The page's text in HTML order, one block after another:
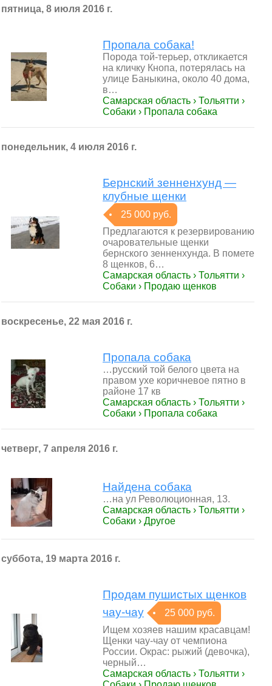
пятница, 8 июля 2016 г.
Пропала собака!
Порода той-терьер, откликается
на кличку Кнопа, потерялась на
улице Баныкина, около 40 дома,
в…
Самарская область › Тольятти ›
Собаки › Пропала собака
понедельник, 4 июля 2016 г.
Бернский зенненхунд —
клубные щенки
25 000 руб.
Предлагаются к резервированию
очаровательные щенки
бернского зенненхунда. В помете
8 щенков, 6…
Самарская область › Тольятти ›
Собаки › Продаю щенков
воскресенье, 22 мая 2016 г.
Пропала собака
…русский той белого цвета на
правом ухе коричневое пятно в
районе 17 кв
Самарская область › Тольятти ›
Собаки › Пропала собака
четверг, 7 апреля 2016 г.
Найдена собака
…на ул Революционная, 13.
Самарская область › Тольятти ›
Собаки › Другое
суббота, 19 марта 2016 г.
Продам пушистых щенков
чау-чау
25 000 руб.
Ищем хозяев нашим красавцам!
Щенки чау-чау от чемпиона
России. Окрас: рыжий (девочка),
черный…
Самарская область › Тольятти ›